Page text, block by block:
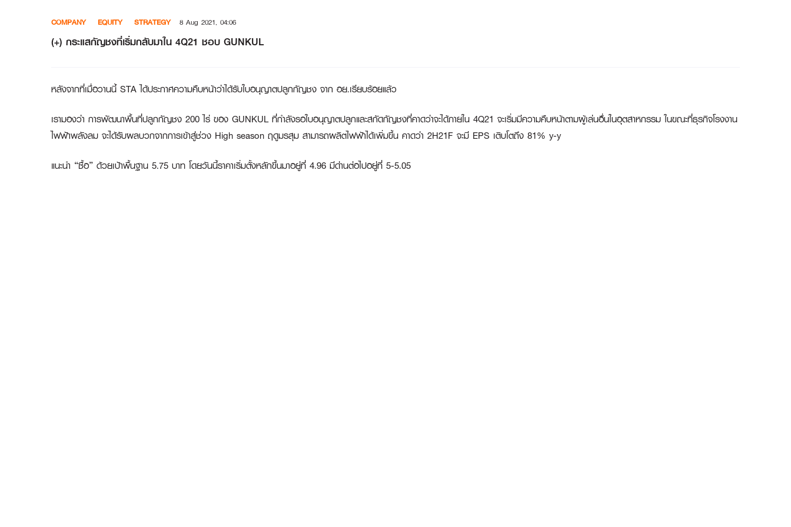
COMPANY EQUITY STRATEGY 8 Aug 2021, 04:06
(+) กระแสกัญชงที่เริ่มกลับมาใน 4Q21 ชอบ GUNKUL
หลังจากที่เมื่อวานนี้ STA ได้ประกาศความคืบหน้าว่าได้รับใบอนุญาตปลูกกัญชง จาก อย.เรียบร้อยแล้ว
เรามองว่า การพัฒนาพื้นที่ปลูกกัญชง 200 ไร่ ของ GUNKUL ที่กำลังรอใบอนุญาตปลูกและสกัดกัญชงที่คาดว่าจะได้ภายใน 4Q21 จะเริ่มมีความคืบหน้าตามผู้เล่นอื่นในอุตสาหกรรม ในขณะที่ธุรกิจโรงงาน
ไฟฟ้าพลังลม จะได้รับผลบวกจากการเข้าสู่ช่วง High season ฤดูมรสุม สามารถผลิตไฟฟ้าได้เพิ่มขึ้น คาดว่า 2H21F จะมี EPS เติบโตถึง 81% y-y
แนะนำ “ซื้อ” ด้วยเป้าพื้นฐาน 5.75 บาท โดยวันนี้ราคาเริ่มตั้งหลักขึ้นมาอยู่ที่ 4.96 มีด่านต่อไปอยู่ที่ 5-5.05